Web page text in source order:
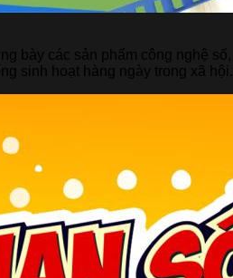
bày các sản phẩm công nghệ số,
sinh hoạt hàng ngày trong xã hội.